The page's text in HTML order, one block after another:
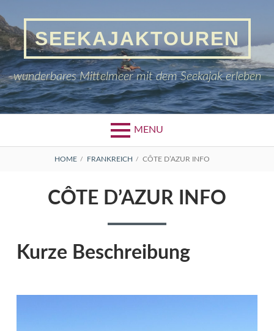
to
contentSEEKAJAKTOUREN
wunderbares Mittelmeer mit dem Seekajak erleben
MENU
BREADCRUMBS
HOME FRANKREICH CÔTE D’AZUR INFO
CÔTE D’AZUR INFO
Kurze Beschreibung